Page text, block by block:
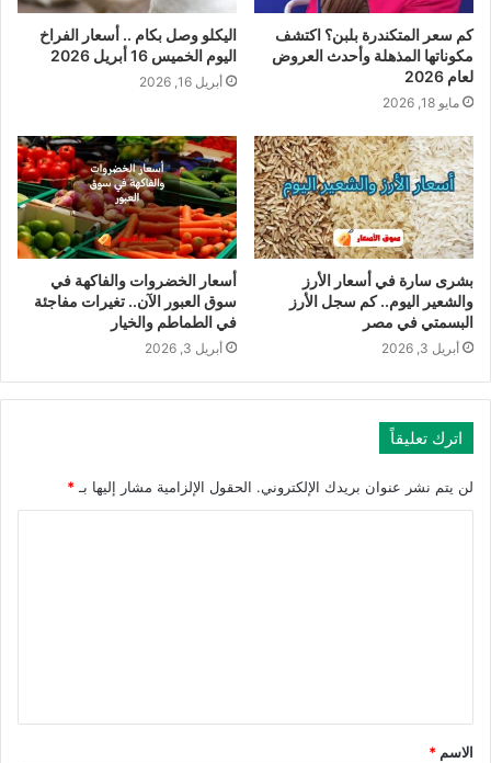
كم سعر المتكندرة بلبن؟ اكتشف
مكوناتها المذهلة وأحدث العروض
لعام 2026
مايو 18, 2026
اليكلو وصل بكام .. أسعار الفراخ
اليوم الخميس 16 أبريل 2026
أبريل 16, 2026
بشرى سارة في أسعار الأرز
والشعير اليوم.. كم سجل الأرز
البسمتي في مصر
أبريل 3, 2026
أسعار الخضروات والفاكهة في
سوق العبور الآن.. تغيرات مفاجئة
في الطماطم والخيار
أبريل 3, 2026
اترك تعليقاً
لن يتم نشر عنوان بريدك الإلكتروني. الحقول الإلزامية مشار إليها بـ*
الاسم *